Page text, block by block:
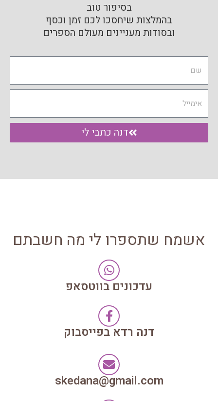
בסיפור טוב
בהמלצות שיחסכו לכם זמן וכסף
ובסודות מעניינים מעולם הספרים
דנה כתבי לי
אשמח שתספרו לי מה חשבתם
עדכונים בווטסאפ
דנה רדא בפייסבוק
skedana@gmail.com